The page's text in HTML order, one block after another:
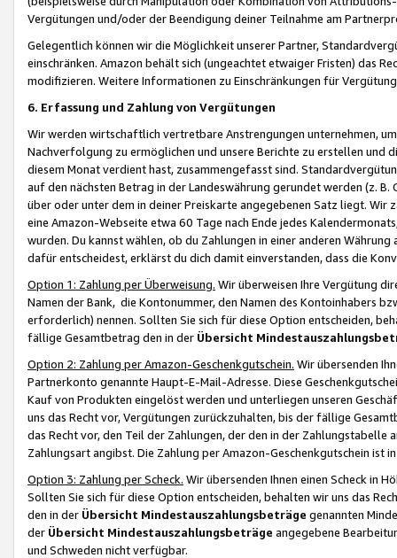
Vergütungen und/oder der Beendigung deiner Teilnahme am
Gelegentlich können wir die Möglichkeit unserer Partner,
einschränken. Amazon behält sich (ungeachtet etwaiger Fristen) das
modifizieren. Weitere Informationen zu Einschränkungen für
6. Erfassung und Zahlung von Vergütungen
Wir werden wirtschaftlich vertretbare Anstrengungen unternehmen,
Nachverfolgung zu ermöglichen und unsere Berichte zu erstellen und
diesem Monat verdient hast, zusammengefasst sind.
auf den nächsten Betrag in der Landeswährung gerundet werden (z.
über oder unter dem in deiner Preiskarte angegebenen Satz liegt.
eine Amazon-Webseite etwa 60 Tage nach Ende jedes
wurden. Du kannst wählen, ob du Zahlungen in einer anderen
dafür entscheidest, erklärst du dich damit einverstanden, dass die
Option 1: Zahlung per Überweisung. Wir überweisen Ihre Vergütung
Namen der Bank, die Kontonummer, den Namen des Kontoinhabers
erforderlich) nennen. Sollten Sie sich für diese Option entscheiden,
fällige Gesamtbetrag den in der Übersicht
Option 2: Zahlung per Amazon-Geschenkgutschein. Wir übersenden
Partnerkonto genannte Haupt-E-Mail-Adresse. Diese
Kauf von Produkten eingelöst werden und unterliegen unseren
uns das Recht vor, Vergütungen zurückzuhalten, bis der fällige
das Recht vor, den Teil der Zahlungen, der den in der
Zahlungsart angibst. Die Zahlung per Amazon-Geschenkgutschein ist
Option 3: Zahlung per Scheck. Wir übersenden Ihnen einen Scheck in
Sollten Sie sich für diese Option entscheiden, behalten wir uns das
den in der Übersicht Mindestauszahlungsbeträge genannten
der Übersicht Mindestauszahlungsbeträge angegebene
und Schweden nicht verfügbar.